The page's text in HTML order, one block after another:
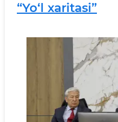
“Yo‘l xaritasi”